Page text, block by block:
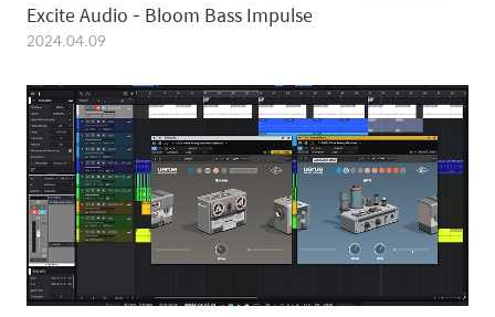
Excite Audio - Bloom Bass Impulse
2024.04.09